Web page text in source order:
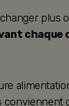
plus
chaque